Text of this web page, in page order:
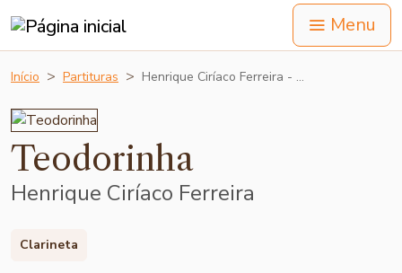
Menu
Início Partituras Henrique Ciríaco Ferreira - …
Teodorinha
Henrique Ciríaco Ferreira
Clarineta